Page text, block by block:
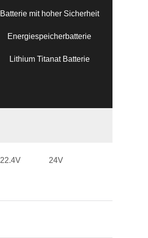
Batterie mit hoher Sicherheit
Energiespeicherbatterie
Lithium Titanat Batterie
22.4V 24V